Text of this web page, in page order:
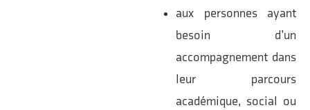
aux personnes ayant
besoin d’un
accompagnement dans
leur parcours
académique, social ou